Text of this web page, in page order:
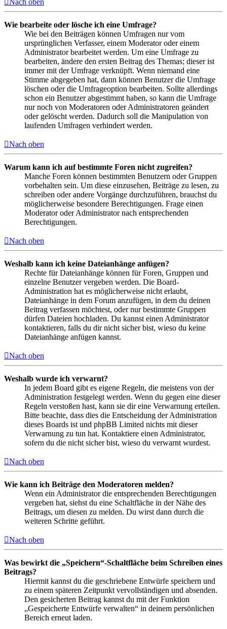
Wie bearbeite oder lösche ich eine Umfrage?
Wie bei den Beiträgen können Umfragen nur vom
ursprünglichen Verfasser, einem Moderator oder einem
Administrator bearbeitet werden. Um eine Umfrage zu
bearbeiten, ändere den ersten Beitrag des Themas; dieser ist
immer mit der Umfrage verknüpft. Wenn niemand eine
Stimme abgegeben hat, dann können Benutzer die Umfrage
löschen oder die Umfrageoption bearbeiten. Sollte allerdings
schon ein Benutzer abgestimmt haben, so kann die Umfrage
nur noch von Moderatoren oder Administratoren geändert
oder gelöscht werden. Dadurch soll die Manipulation von
laufenden Umfragen verhindert werden.
Nach oben
Warum kann ich auf bestimmte Foren nicht zugreifen?
Manche Foren können bestimmten Benutzern oder Gruppen
vorbehalten sein. Um diese einzusehen, Beiträge zu lesen, zu
schreiben oder andere Vorgänge durchzuführen, brauchst du
möglicherweise besondere Berechtigungen. Frage einen
Moderator oder Administrator nach entsprechenden
Berechtigungen.
Nach oben
Weshalb kann ich keine Dateianhänge anfügen?
Rechte für Dateianhänge können für Foren, Gruppen und
einzelne Benutzer vergeben werden. Die Board-
Administration hat es möglicherweise nicht erlaubt,
Dateianhänge in dem Forum anzufügen, in dem du deinen
Beitrag verfassen möchtest, oder nur bestimmte Gruppen
dürfen Dateien hochladen. Du kannst einen Administrator
kontaktieren, falls du dir nicht sicher bist, wieso du keine
Dateianhänge anfügen kannst.
Nach oben
Weshalb wurde ich verwarnt?
In jedem Board gibt es eigene Regeln, die meistens von der
Administration festgelegt werden. Wenn du gegen eine dieser
Regeln verstoßen hast, kann sie dir eine Verwarnung erteilen.
Bitte beachte, dass dies die Entscheidung der Administration
dieses Boards ist und phpBB Limited nichts mit dieser
Verwarnung zu tun hat. Kontaktiere einen Administrator,
sofern du die nicht sicher bist, wieso du verwarnt wurdest.
Nach oben
Wie kann ich Beiträge den Moderatoren melden?
Wenn ein Administrator die entsprechenden Berechtigungen
vergeben hat, siehst du eine Schaltfläche in der Nähe des
Beitrags, um diesen zu melden. Du wirst dann durch die
weiteren Schritte geführt.
Nach oben
Was bewirkt die „Speichern“-Schaltfläche beim Schreiben eines
Beitrags?
Hiermit kannst du die geschriebene Entwürfe speichern und
zu einem späteren Zeitpunkt vervollständigen und absenden.
Den gesicherten Beitrag kannst du mit der Funktion
„Gespeicherte Entwürfe verwalten“ in deinem persönlichen
Bereich erneut laden.